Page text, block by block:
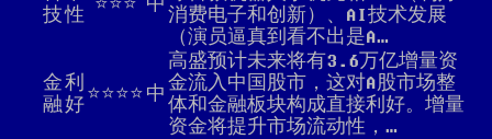
技性 ⭐⭐⭐ 中 消费电子和创新）、AI技术发展
（演员逼真到看不出是A…
金
融
利
好⭐⭐⭐⭐ 中
高盛预计未来将有3.6万亿增量资
金流入中国股市，这对A股市场整
体和金融板块构成直接利好。增量
资金将提升市场流动性，…